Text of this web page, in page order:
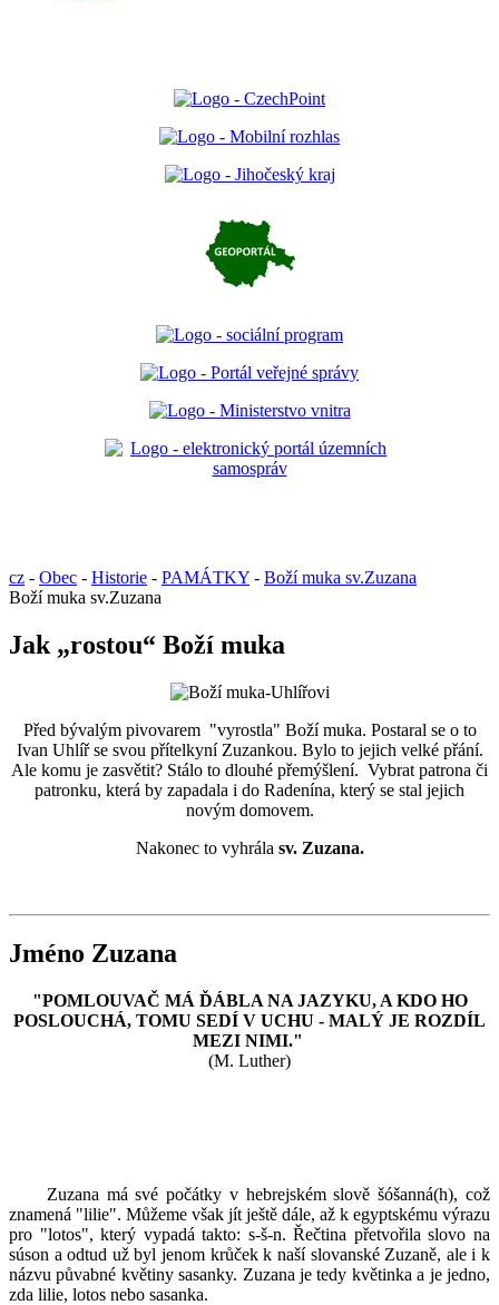
cz - Obec - Historie - PAMÁTKY - Boží muka sv.Zuzana
Boží muka sv.Zuzana
Jak „rostou“ Boží muka
Před bývalým pivovarem "vyrostla" Boží muka. Postaral se o to
Ivan Uhlíř se svou přítelkyní Zuzankou. Bylo to jejich velké přání.
Ale komu je zasvětit? Stálo to dlouhé přemýšlení. Vybrat patrona či
patronku, která by zapadala i do Radenína, který se stal jejich
novým domovem.
Nakonec to vyhrála sv. Zuzana.
Jméno Zuzana
"POMLOUVAČ MÁ ĎÁBLA NA JAZYKU, A KDO HO
POSLOUCHÁ, TOMU SEDÍ V UCHU - MALÝ JE ROZDÍL
MEZI NIMI."
(M. Luther)
Zuzana má své počátky v hebrejském slově šóšanná(h), což
znamená "lilie". Můžeme však jít ještě dále, až k egyptskému výrazu
pro "lotos", který vypadá takto: s-š-n. Řečtina přetvořila slovo na
súson a odtud už byl jenom krůček k naší slovanské Zuzaně, ale i k
názvu půvabné květiny sasanky. Zuzana je tedy květinka a je jedno,
zda lilie, lotos nebo sasanka.